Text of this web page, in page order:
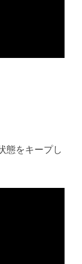
態をキープし